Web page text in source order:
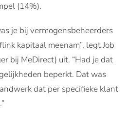
(14%).
je bij vermogensbeheerders
kapitaal meenam”, legt Job
bij MeDirect) uit. “Had je dat
beperkt. Dat was
dat per specifieke klant